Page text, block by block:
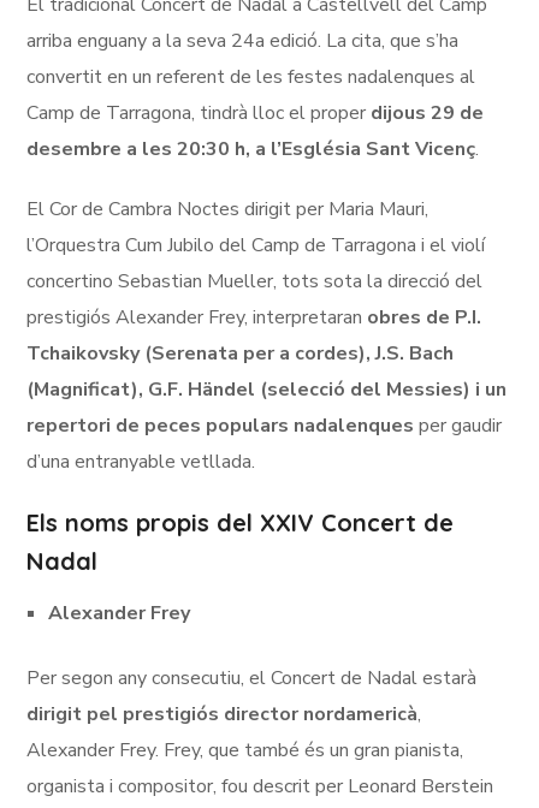
arriba enguany a la seva 24a edició. La cita, que s’ha
convertit en un referent de les festes nadalenques al
Camp de Tarragona, tindrà lloc el proper dijous 29 de
desembre a les 20:30 h, a l’Església Sant Vicenç.
El Cor de Cambra Noctes dirigit per Maria Mauri,
l’Orquestra Cum Jubilo del Camp de Tarragona i el violí
concertino Sebastian Mueller, tots sota la direcció del
prestigiós Alexander Frey, interpretaran obres de P.I.
Tchaikovsky (Serenata per a cordes), J.S. Bach
(Magnificat), G.F. Händel (selecció del Messies) i un
repertori de peces populars nadalenques per gaudir
d’una entranyable vetllada.
Els noms propis del XXIV Concert de
Nadal
Alexander Frey
Per segon any consecutiu, el Concert de Nadal estarà
dirigit pel prestigiós director nordamericà,
Alexander Frey. Frey, que també és un gran pianista,
organista i compositor, fou descrit per Leonard Berstein